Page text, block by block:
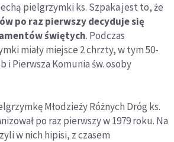
pielgrzymki ks. Szpaka jest to, że
po raz pierwszy decyduje się
świętych. Podczas
miały miejsce 2 chrzty, w tym 50-
i Pierwsza Komunia św. osoby
Młodzieży Różnych Dróg ks.
po raz pierwszy w 1979 roku. Na
w nich hipisi, z czasem